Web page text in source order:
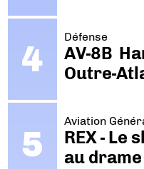
Défense
AV-8B
Outre-
Aviation
REX - Le
au drame